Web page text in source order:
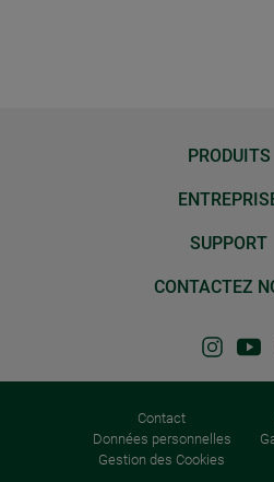
PRODUITS
SUPPORT
CONTACTEZ
Contact
Données personnelles
Gestion des Cookies